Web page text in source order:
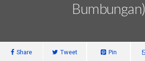
Bumbungan)
Share Tweet Pin